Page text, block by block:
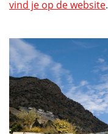
vind je op de website.